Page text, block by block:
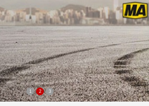
1 2 3